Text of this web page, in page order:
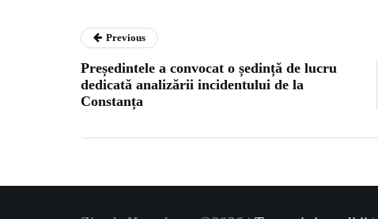
Previous
Președintele a convocat o ședință de lucru
dedicată analizării incidentului de la
Constanța